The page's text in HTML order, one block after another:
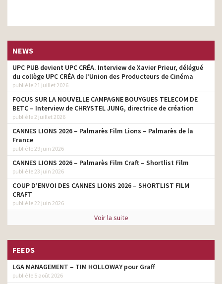
NEWS
UPC PUB devient UPC CRÉA. Interview de Xavier Prieur, délégué
du collège UPC CRÉA de l’Union des Producteurs de Cinéma
publié le 21 juillet 2026
FOCUS SUR LA NOUVELLE CAMPAGNE BOUYGUES TELECOM DE
BETC – Interview de CHRYSTEL JUNG, directrice de création
publié le 2 juillet 2026
CANNES LIONS 2026 – Palmarès Film Lions – Palmarès de la
France
publié le 29 juin 2026
CANNES LIONS 2026 – Palmarès Film Craft – Shortlist Film
publié le 23 juin 2026
COUP D’ENVOI DES CANNES LIONS 2026 – SHORTLIST FILM
CRAFT
publié le 22 juin 2026
Voir la suite
FEEDS
LGA MANAGEMENT – TIM HOLLOWAY pour Graff
publié le 5 août 2026